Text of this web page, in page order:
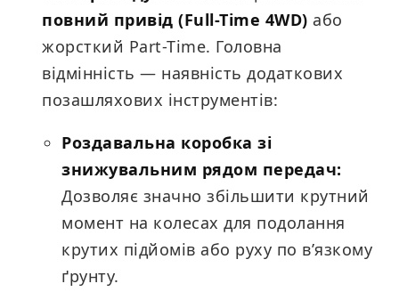
повний привід (Full-Time 4WD) або
жорсткий Part-Time. Головна
відмінність — наявність додаткових
позашляхових інструментів:
Роздавальна коробка зі
знижувальним рядом передач:
Дозволяє значно збільшити крутний
момент на колесах для подолання
крутих підйомів або руху по в’язкому
ґрунту.